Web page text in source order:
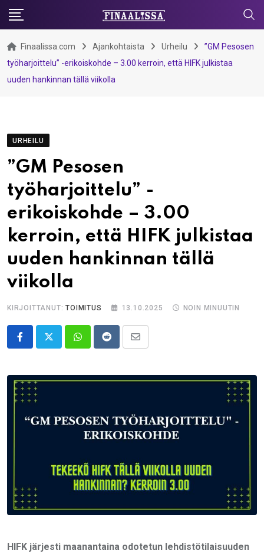
Skip
content
Finaalissa.com Ajankohtaista Urheilu
”GM Pesosen
työharjoittelu” -erikoiskohde – 3.00 kerroin, että HIFK julkistaa
uuden hankinnan tällä viikolla
URHEILU
”GM Pesosen
työharjoittelu” -
erikoiskohde – 3.00
kerroin, että HIFK julkistaa
uuden hankinnan tällä
viikolla
KIRJOITTANUT:TOIMITUS 13.10.2025 NOIN MINUUTIN
WhatsappRedditShare
Email
HIFK järjesti maanantaina odotetun lehdistötilaisuuden